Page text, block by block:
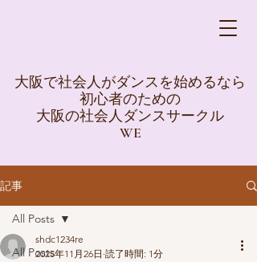
大阪で社会人がダンスを始めるなら
初心者のための
大阪の社会人ダンスサークル
WE
記事
All Posts
All Posts
shdc1234re
2025年11月26日 読了時間: 1分